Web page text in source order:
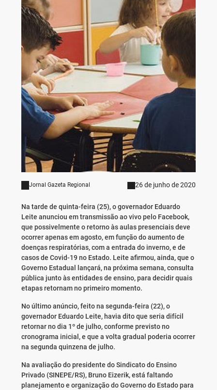
Jornal Gazeta Regional 26 de junho de 2020
Na tarde de quinta-feira (25), o governador Eduardo
Leite anunciou em transmissão ao vivo pelo Facebook,
que possivelmente o retorno às aulas presenciais deve
ocorrer apenas em agosto, em função do aumento de
doenças respiratórias, com a entrada do inverno, e de
casos de Covid-19 no Estado. Leite afirmou, ainda, que o
Governo Estadual lançará, na próxima semana, consulta
pública junto às entidades de ensino, para decidir quais
etapas retornam no primeiro momento.
No último anúncio, feito na segunda-feira (22), o
governador Eduardo Leite, havia dito que seria difícil
retornar no dia 1º de julho, conforme previsto no
cronograma inicial, e que a volta gradual poderia ocorrer
na segunda quinzena de julho.
Na avaliação do presidente do Sindicato do Ensino
Privado (SINEPE/RS), Bruno Eizerik, está faltando
planejamento e organização do Governo do Estado para